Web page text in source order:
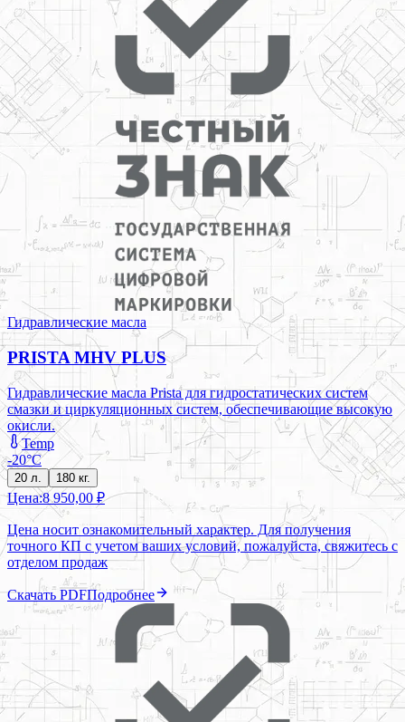
Гидравлические масла
PRISTA MHV PLUS
Гидравлические масла Prista для гидростатических систем
смазки и циркуляционных систем, обеспечивающие высокую
окисли.
Temp
-20°C
20 л. 180 кг.
Цена:8 950,00 ₽
Цена носит ознакомительный характер. Для получения
точного КП с учетом ваших условий, пожалуйста, свяжитесь с
отделом продаж
Скачать PDFПодробнее